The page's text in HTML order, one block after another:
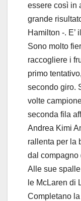
essere così in
grande
Hamilton -. E’
Sono molto
raccogliere i
primo
secondo giro.
volte
seconda fila
Andrea Kimi
rallenta per la
dal compagno
Alle sue
le McLaren di
Completano